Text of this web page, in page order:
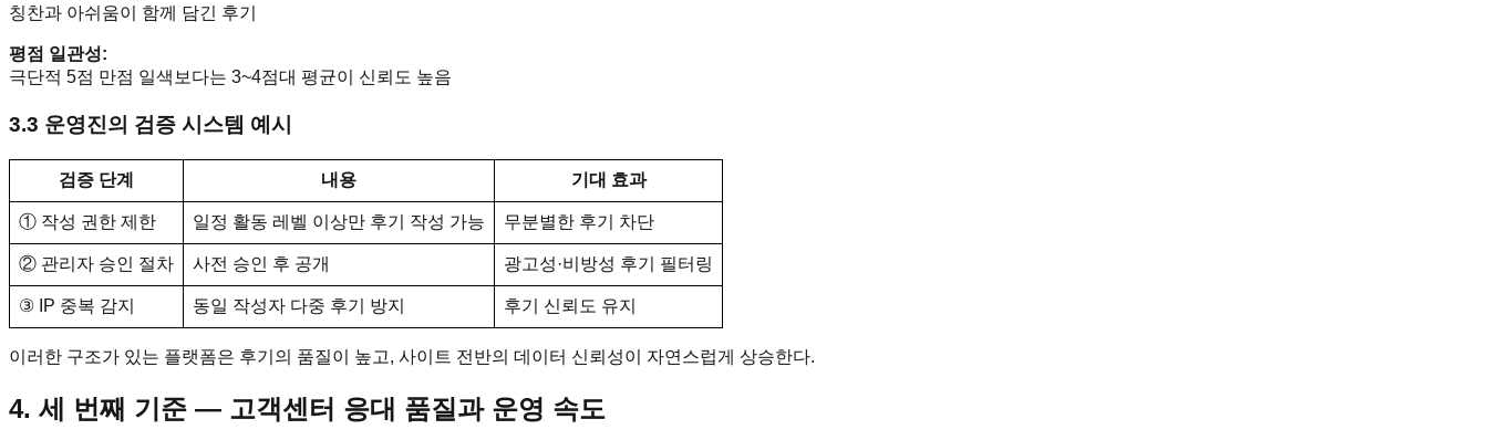
칭찬과 아쉬움이 함께 담긴 후기
평점 일관성:
극단적 5점 만점 일색보다는 3~4점대 평균이 신뢰도 높음
3.3 운영진의 검증 시스템 예시
검증 단계 내용 기대 효과
① 작성 권한 제한 일정 활동 레벨 이상만 후기 작성 가능 무분별한 후기 차단
② 관리자 승인 절차 사전 승인 후 공개 광고성·비방성 후기 필터링
③ IP 중복 감지 동일 작성자 다중 후기 방지 후기 신뢰도 유지
이러한 구조가 있는 플랫폼은 후기의 품질이 높고, 사이트 전반의 데이터 신뢰성이 자연스럽게 상승한다.
4. 세 번째 기준 ― 고객센터 응대 품질과 운영 속도